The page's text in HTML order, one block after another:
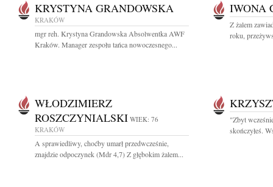
KRYSTYNA GRANDOWSKA
KRAKÓW
mgr reh. Krystyna Grandowska Absolwentka AWF
Kraków. Manager zespołu tańca nowoczesnego...
IWONA
Z żalem
roku,
WŁODZIMIERZ
ROSZCZYNIALSKI WIEK: 76
KRAKÓW
A sprawiedliwy, choćby umarł przedwcześnie,
znajdzie odpoczynek (Mdr 4,7) Z głębokim żalem...
"Zbyt
skończyłeś.